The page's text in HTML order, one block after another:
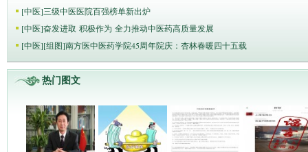
[中医]三级中医医院百强榜单新出炉
[中医]奋发进取 积极作为 全力推动中医药高质量发展
[中医][组图]南方医中医药学院45周年院庆：杏林春暖四十五载
热门图文